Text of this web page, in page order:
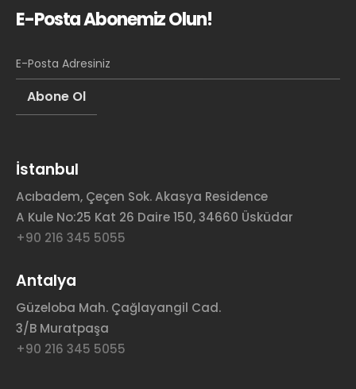
E-Posta Abonemiz Olun!
İstanbul
Acıbadem, Çeçen Sok. Akasya Residence
A Kule No:25 Kat 26 Daire 150, 34660 Üsküdar
+90 216 345 5055
Antalya
Güzeloba Mah. Çağlayangil Cad.
3/B Muratpaşa
+90 216 345 5055